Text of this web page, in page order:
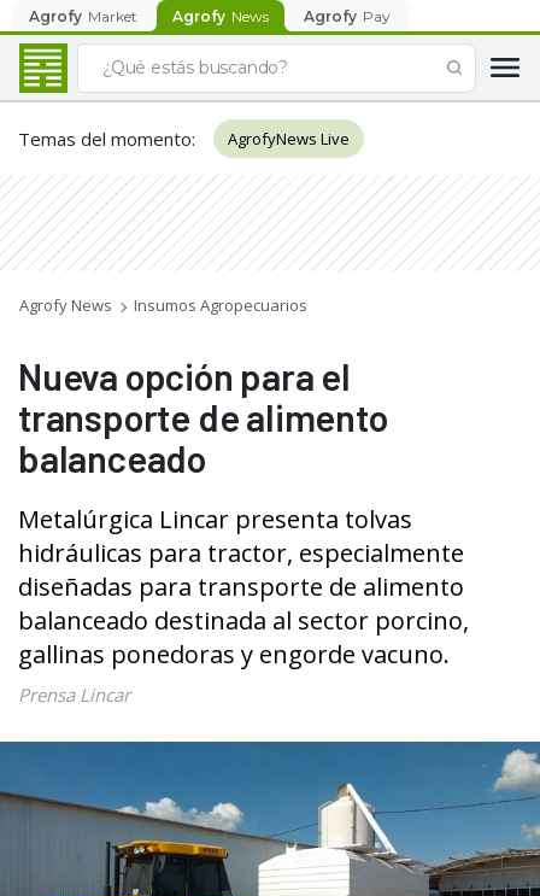
Agrofy Market Agrofy News Agrofy Pay
Temas del momento: AgrofyNews Live
Agrofy News Insumos Agropecuarios
Nueva opción para el
transporte de alimento
balanceado
Metalúrgica Lincar presenta tolvas
hidráulicas para tractor, especialmente
diseñadas para transporte de alimento
balanceado destinada al sector porcino,
gallinas ponedoras y engorde vacuno.
Prensa Lincar